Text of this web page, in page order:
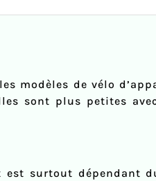
modèles de vélo
sont plus petites
surtout dépendant